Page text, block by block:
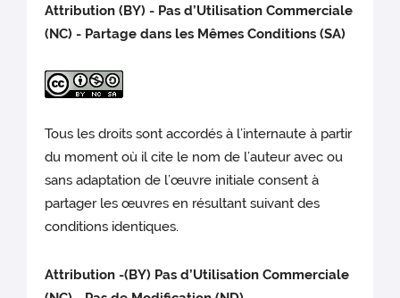
Attribution (BY) - Pas d’Utilisation Commerciale
(NC) - Partage dans les Mêmes Conditions (SA)
Tous les droits sont accordés à l’internaute à partir
du moment où il cite le nom de l’auteur avec ou
sans adaptation de l’œuvre initiale consent à
partager les œuvres en résultant suivant des
conditions identiques.
Attribution -(BY) Pas d’Utilisation Commerciale